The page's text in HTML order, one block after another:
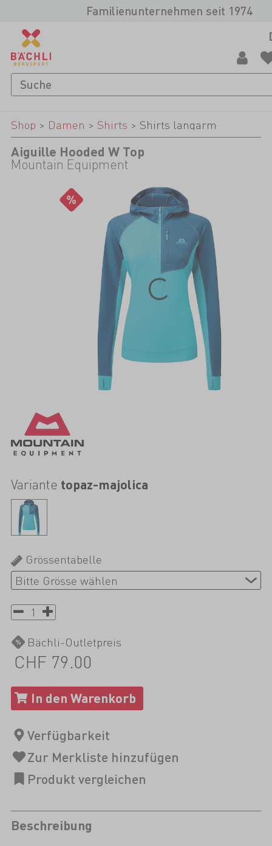
Familienunternehmen seit 1974
Shop > Damen > Shirts > Shirts langarm
Aiguille Hooded W Top
Mountain Equipment
Variante topaz-majolica
Grössentabelle
Bächli-Outletpreis
CHF 79.00
Beschreibung